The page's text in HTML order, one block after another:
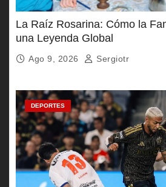
La Raíz Rosarina: Cómo la
una Leyenda Global
Ago 9, 2026 Sergiotr
DEPORTES